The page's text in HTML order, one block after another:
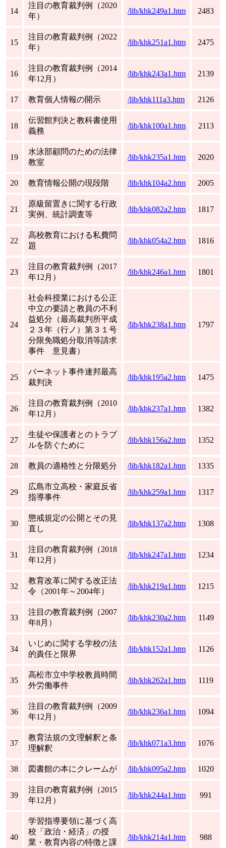
14
注目の教育裁判例（2020
年）
/lib/khk249a1.htm 2483
15
注目の教育裁判例（2022
年）
/lib/khk251a1.htm 2475
16
注目の教育裁判例（2014
年12月）
/lib/khk243a1.htm 2139
17 教育個人情報の開示 /lib/khk111a3.htm 2126
18
伝習館判決と教科書使用
義務
/lib/khk100a1.htm 2113
19
水泳部顧問のための法律
教室
/lib/khk235a1.htm 2020
20 教育情報公開の現段階 /lib/khk104a2.htm 2005
21
原級留置きに関する行政
実例、統計調査等
/lib/khk082a2.htm 1817
22
高校教育における私費問
題
/lib/khk054a2.htm 1816
23
注目の教育裁判例（2017
年12月）
/lib/khk246a1.htm 1801
24
社会科授業における公正
中立の要請と教員の不利
益処分（最高裁判所平成
２３年（行ノ）第３１号
分限免職処分取消等請求
事件 意見書）
/lib/khk238a1.htm 1797
25
バーネット事件連邦最高
裁判決
/lib/khk195a2.htm 1475
26
注目の教育裁判例（2010
年12月）
/lib/khk237a1.htm 1382
27
生徒や保護者とのトラブ
ルを防ぐために
/lib/khk156a2.htm 1352
28 教員の適格性と分限処分 /lib/khk182a1.htm 1335
29
広島市立高校・家庭反省
指導事件
/lib/khk259a1.htm 1317
30
懲戒規定の公開とその見
直し
/lib/khk137a2.htm 1308
31
注目の教育裁判例（2018
年12月）
/lib/khk247a1.htm 1234
32
教育改革に関する改正法
令（2001年～2004年）
/lib/khk219a1.htm 1215
33
注目の教育裁判例（2007
年8月）
/lib/khk230a2.htm 1149
34
いじめに関する学校の法
的責任と限界
/lib/khk152a1.htm 1126
35
高松市立中学校教員時間
外労働事件
/lib/khk262a1.htm 1119
36
注目の教育裁判例（2009
年12月）
/lib/khk236a1.htm 1094
37
教育法規の文理解釈と条
理解釈
/lib/khk071a3.htm 1076
38 図書館の本にクレームが /lib/khk095a2.htm 1020
39
注目の教育裁判例（2015
年12月）
/lib/khk244a1.htm 991
40
学習指導要領に基づく高
校「政治・経済」の授
業・教育内容の特徴と課
/lib/khk214a1.htm 988